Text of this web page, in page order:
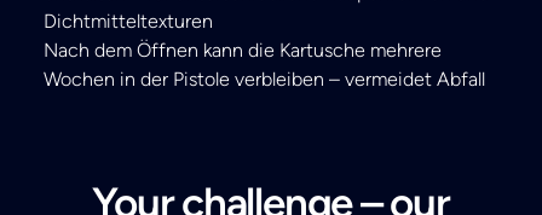
Dichtmitteltexturen
Nach dem Öffnen kann die Kartusche mehrere
Wochen in der Pistole verbleiben – vermeidet Abfall
Your challenge – our